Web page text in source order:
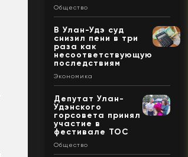
Общество
В Улан-Удэ суд
снизил пени в три
раза как
несоответствующую
последствиям
Экономика
Депутат Улан-
Удэнского
горсовета принял
участие в
фестивале ТОС
Общество